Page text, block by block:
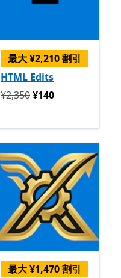
最大 ¥2,210 割引
HTML Edits
定価 ¥2,350 今すぐ ¥140
¥2,350¥140
最大 ¥1,470 割引